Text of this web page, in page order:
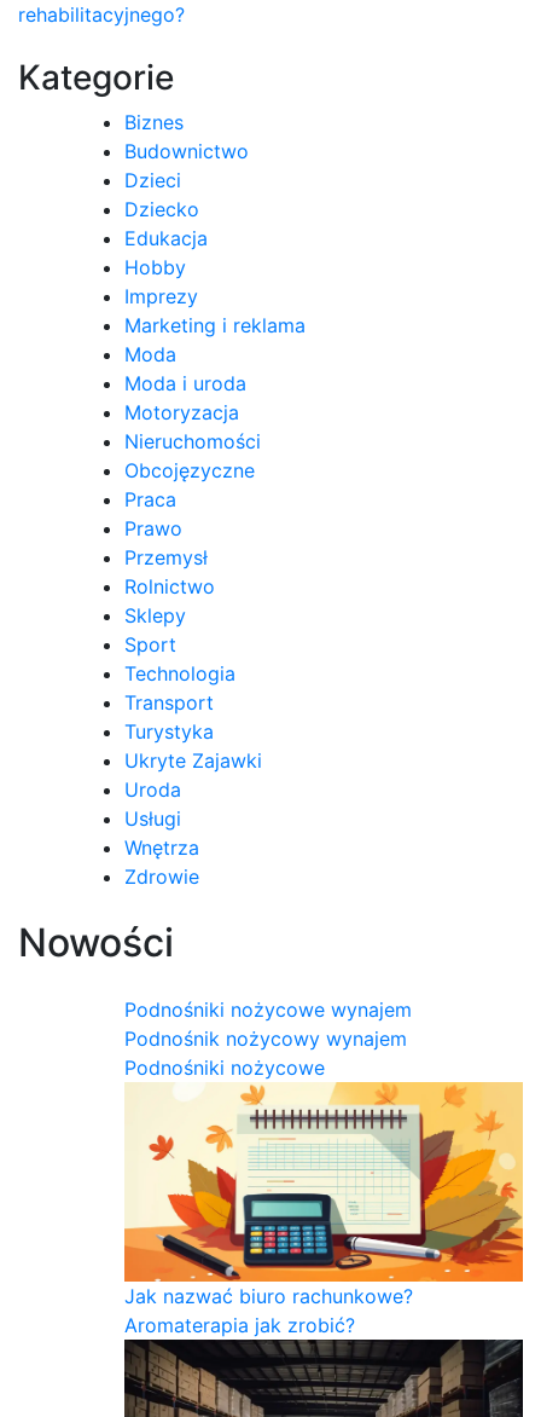
rehabilitacyjnego?
Kategorie
Biznes
Budownictwo
Dzieci
Dziecko
Edukacja
Hobby
Imprezy
Marketing i reklama
Moda
Moda i uroda
Motoryzacja
Nieruchomości
Obcojęzyczne
Praca
Prawo
Przemysł
Rolnictwo
Sklepy
Sport
Technologia
Transport
Turystyka
Ukryte Zajawki
Uroda
Usługi
Wnętrza
Zdrowie
Nowości
Podnośniki nożycowe wynajem
Podnośnik nożycowy wynajem
Podnośniki nożycowe
Jak nazwać biuro rachunkowe?
Aromaterapia jak zrobić?